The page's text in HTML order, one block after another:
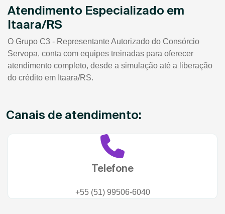
Atendimento Especializado em
Itaara/RS
O Grupo C3 - Representante Autorizado do Consórcio
Servopa, conta com equipes treinadas para oferecer
atendimento completo, desde a simulação até a liberação
do crédito em Itaara/RS.
Canais de atendimento:
Telefone
+55 (51) 99506-6040